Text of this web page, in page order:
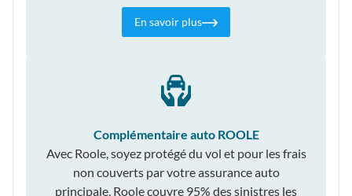
En savoir plus
Complémentaire auto ROOLE
Avec Roole, soyez protégé du vol et pour les frais
non couverts par votre assurance auto
principale, Roole couvre 95% des sinistres les